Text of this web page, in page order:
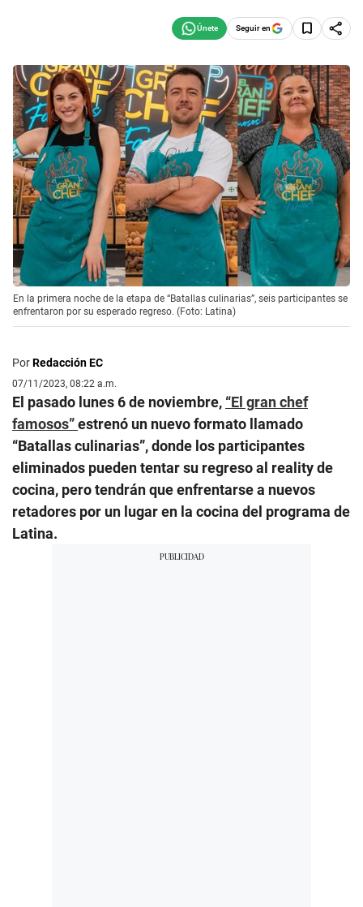
Seguir en
En la primera noche de la etapa de “Batallas culinarias”, seis participantes se
enfrentaron por su esperado regreso. (Foto: Latina)
PorRedacción EC
07/11/2023, 08:22 a.m.
El pasado lunes 6 de noviembre, “El gran chef
famosos”estrenó un nuevo formato llamado
“Batallas culinarias”, donde los participantes
eliminados pueden tentar su regreso al reality de
cocina, pero tendrán que enfrentarse a nuevos
retadores por un lugar en la cocina del programa de
Latina.